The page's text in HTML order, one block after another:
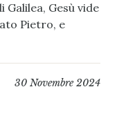
Gesù vide
Pietro, e
30 Novembre 2024